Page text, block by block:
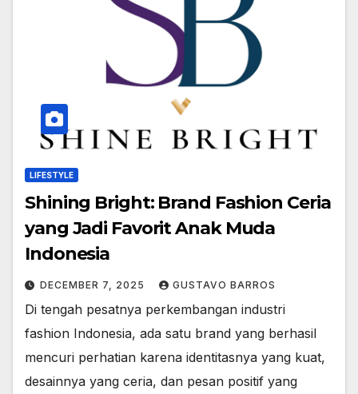
LIFESTYLE
Shining Bright: Brand Fashion Ceria
yang Jadi Favorit Anak Muda
Indonesia
DECEMBER 7, 2025 GUSTAVO BARROS
Di tengah pesatnya perkembangan industri
fashion Indonesia, ada satu brand yang berhasil
mencuri perhatian karena identitasnya yang kuat,
desainnya yang ceria, dan pesan positif yang